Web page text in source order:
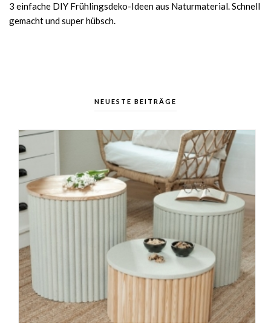
3 einfache DIY Frühlingsdeko-Ideen aus Naturmaterial. Schnell
gemacht und super hübsch.
NEUESTE BEITRÄGE